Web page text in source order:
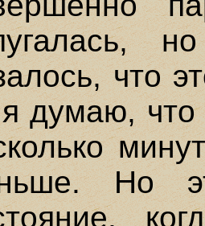
что
думаю,
Но